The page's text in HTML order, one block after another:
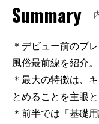
Summary
＊デビュー前のプ
風俗最前線を紹介。
＊最大の特徴は、
とめることを主眼と
＊前半では「基礎